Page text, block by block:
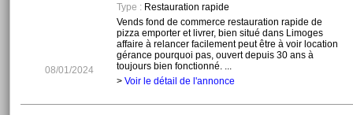
08/01/2024
Type :Restauration rapide
Vends fond de commerce restauration rapide de
pizza emporter et livrer, bien situé dans Limoges
affaire à relancer facilement peut être à voir location
gérance pourquoi pas, ouvert depuis 30 ans à
toujours bien fonctionné. ...
> Voir le détail de l'annonce